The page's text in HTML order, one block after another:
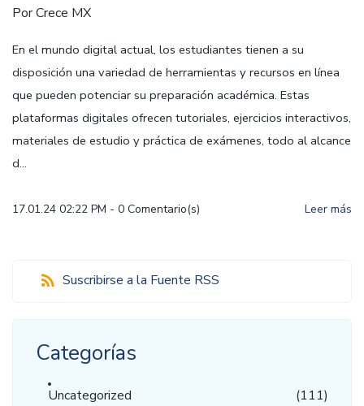
PorCrece MX
En el mundo digital actual, los estudiantes tienen a su
disposición una variedad de herramientas y recursos en línea
que pueden potenciar su preparación académica. Estas
plataformas digitales ofrecen tutoriales, ejercicios interactivos,
materiales de estudio y práctica de exámenes, todo al alcance
d...
17.01.24 02:22 PM - 0 Comentario(s) Leer más
Suscribirse a la Fuente RSS
Categorías
Uncategorized
(111)